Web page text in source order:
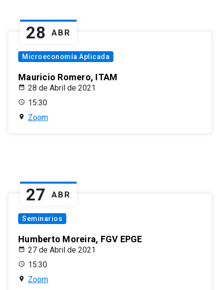
28 ABR
Microeconomía Aplicada
Mauricio Romero, ITAM
28 de Abril de 2021
15:30
Zoom
27 ABR
Seminarios
Humberto Moreira, FGV EPGE
27 de Abril de 2021
15:30
Zoom